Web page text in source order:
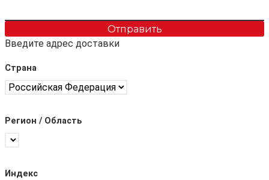
Отправить
Введите адрес доставки
Страна
Регион / Область
Индекс